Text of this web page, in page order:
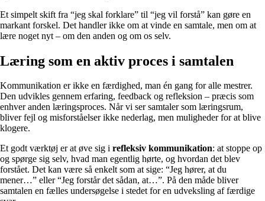
Et simpelt skift fra “jeg skal forklare” til “jeg vil forstå” kan gøre en
markant forskel. Det handler ikke om at vinde en samtale, men om at
lære noget nyt – om den anden og om os selv.
Læring som en aktiv proces i samtalen
Kommunikation er ikke en færdighed, man én gang for alle mestrer.
Den udvikles gennem erfaring, feedback og refleksion – præcis som
enhver anden læringsproces. Når vi ser samtaler som læringsrum,
bliver fejl og misforståelser ikke nederlag, men muligheder for at blive
klogere.
Et godt værktøj er at øve sig i refleksiv kommunikation: at stoppe op
og spørge sig selv, hvad man egentlig hørte, og hvordan det blev
forstået. Det kan være så enkelt som at sige: “Jeg hører, at du
mener…” eller “Jeg forstår det sådan, at…”. På den måde bliver
samtalen en fælles undersøgelse i stedet for en udveksling af færdige